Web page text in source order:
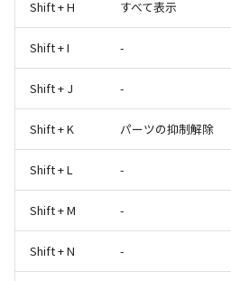
Shift + H すべて表示
Shift + I -
Shift + J -
Shift + K パーツの抑制解除
Shift + L -
Shift + M -
Shift + N -